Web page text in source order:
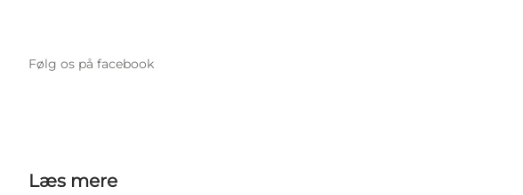
Følg os på facebook
Læs mere